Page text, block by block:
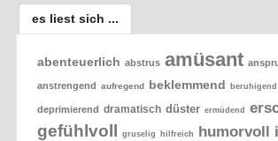
es liest sich ...
abenteuerlich abstrus amüsant
anstrengend aufregend beklemmend beruhigend
deprimierend dramatisch düster ermüdend
gefühlvoll gruselig hilfreich humorvoll